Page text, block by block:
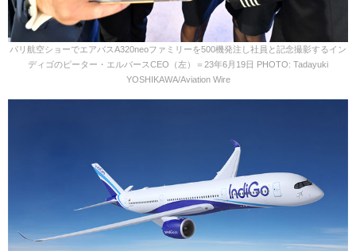
パリ航空ショーでエアバスA320neoファミリーを500機発注し社員と記念撮影するイン
ディゴのピーター・エルバースCEO（左）＝23年6月19日 PHOTO: Tadayuki
YOSHIKAWA/Aviation Wire